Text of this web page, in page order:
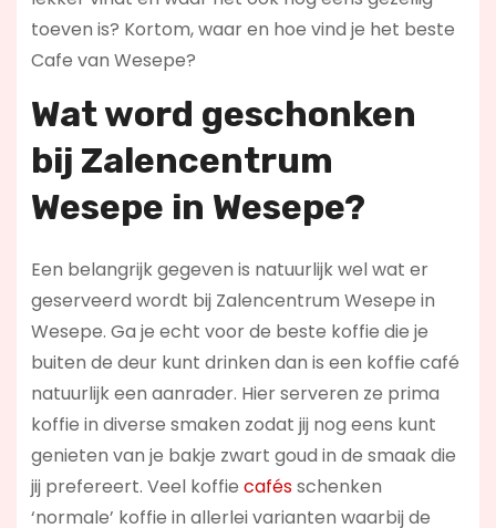
toeven is? Kortom, waar en hoe vind je het beste
Cafe van Wesepe?
Wat word geschonken
bij Zalencentrum
Wesepe in Wesepe?
Een belangrijk gegeven is natuurlijk wel wat er
geserveerd wordt bij Zalencentrum Wesepe in
Wesepe. Ga je echt voor de beste koffie die je
buiten de deur kunt drinken dan is een koffie café
natuurlijk een aanrader. Hier serveren ze prima
koffie in diverse smaken zodat jij nog eens kunt
genieten van je bakje zwart goud in de smaak die
jij prefereert. Veel koffie cafésschenken
‘normale’ koffie in allerlei varianten waarbij de